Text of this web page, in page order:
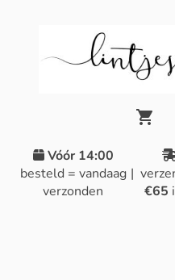
Vóór 14:00
besteld = vandaag
verzonden
|
€65